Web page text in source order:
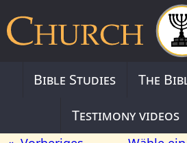
Bible Studies The
Testimony videos